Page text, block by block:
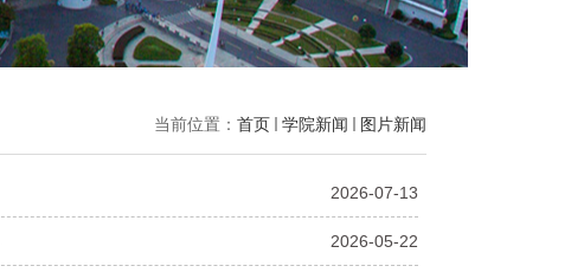
当前位置： 首页 学院新闻 图片新闻
2026-07-13
2026-05-22